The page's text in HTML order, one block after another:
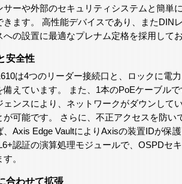
サーや外部のセキュリティシステムと簡単
きます。 高性能デバイスであり、またDIN
への設置に最適なプレナム定格を採用して
安全性
は4つのリーダー接続口と、ロックに電
備えています。 また、1本のPoEケーブル
ェンスにより、ネットワークがダウンして
が可能です。 さらに、不正アクセスを防
、Axis Edge VaultによりAxisの装置IDが保
認証の演算処理モジュールで、OSPDセ
す。
合わせて拡張